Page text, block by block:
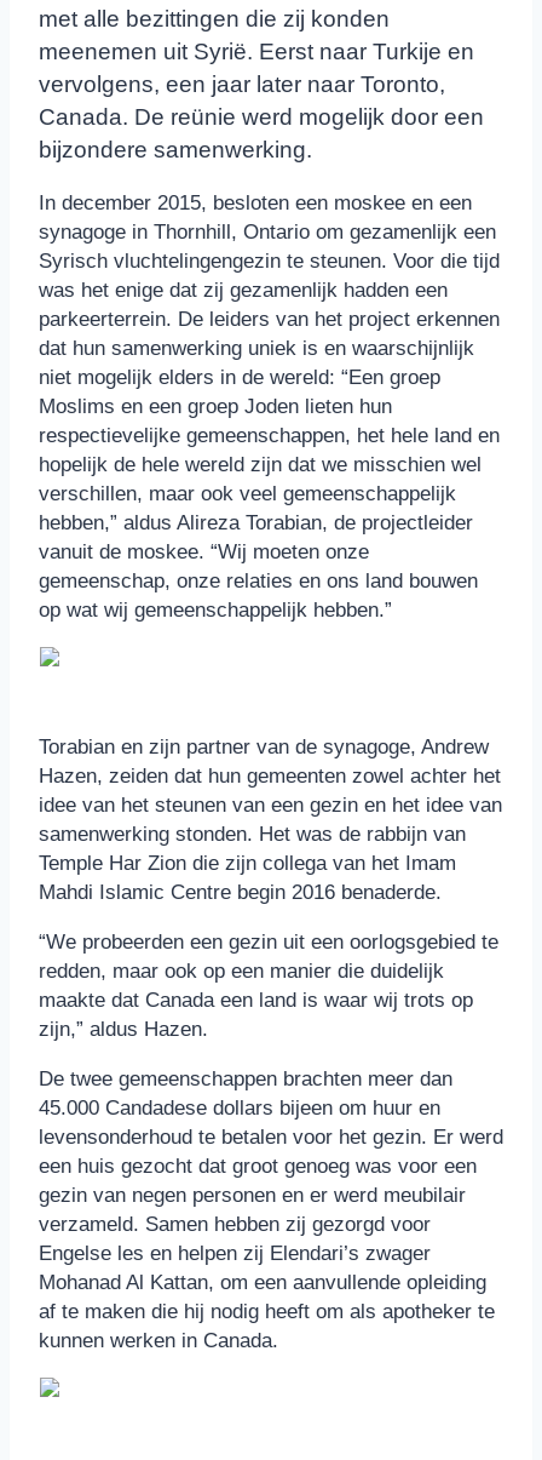
met alle bezittingen die zij konden
meenemen uit Syrië. Eerst naar Turkije en
vervolgens, een jaar later naar Toronto,
Canada. De reünie werd mogelijk door een
bijzondere samenwerking.
In december 2015, besloten een moskee en een
synagoge in Thornhill, Ontario om gezamenlijk een
Syrisch vluchtelingengezin te steunen. Voor die tijd
was het enige dat zij gezamenlijk hadden een
parkeerterrein. De leiders van het project erkennen
dat hun samenwerking uniek is en waarschijnlijk
niet mogelijk elders in de wereld: “Een groep
Moslims en een groep Joden lieten hun
respectievelijke gemeenschappen, het hele land en
hopelijk de hele wereld zijn dat we misschien wel
verschillen, maar ook veel gemeenschappelijk
hebben,” aldus Alireza Torabian, de projectleider
vanuit de moskee. “Wij moeten onze
gemeenschap, onze relaties en ons land bouwen
op wat wij gemeenschappelijk hebben.”
Torabian en zijn partner van de synagoge, Andrew
Hazen, zeiden dat hun gemeenten zowel achter het
idee van het steunen van een gezin en het idee van
samenwerking stonden. Het was de rabbijn van
Temple Har Zion die zijn collega van het Imam
Mahdi Islamic Centre begin 2016 benaderde.
“We probeerden een gezin uit een oorlogsgebied te
redden, maar ook op een manier die duidelijk
maakte dat Canada een land is waar wij trots op
zijn,” aldus Hazen.
De twee gemeenschappen brachten meer dan
45.000 Candadese dollars bijeen om huur en
levensonderhoud te betalen voor het gezin. Er werd
een huis gezocht dat groot genoeg was voor een
gezin van negen personen en er werd meubilair
verzameld. Samen hebben zij gezorgd voor
Engelse les en helpen zij Elendari’s zwager
Mohanad Al Kattan, om een aanvullende opleiding
af te maken die hij nodig heeft om als apotheker te
kunnen werken in Canada.